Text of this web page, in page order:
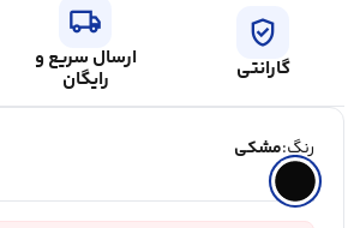
verified_user
گارانتی
local_shipping
ارسال سریع و
رایگان
رنگ:مشکی